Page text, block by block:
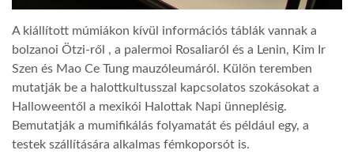
A kiállított múmiákon kívül információs táblák vannak a
bolzanoi Ötzi-ről , a palermoi Rosaliaról és a Lenin, Kim Ir
Szen és Mao Ce Tung mauzóleumáról. Külön teremben
mutatják be a halottkultusszal kapcsolatos szokásokat a
Halloweentől a mexikói Halottak Napi ünneplésig.
Bemutatják a mumifikálás folyamatát és például egy, a
testek szállítására alkalmas fémkoporsót is.